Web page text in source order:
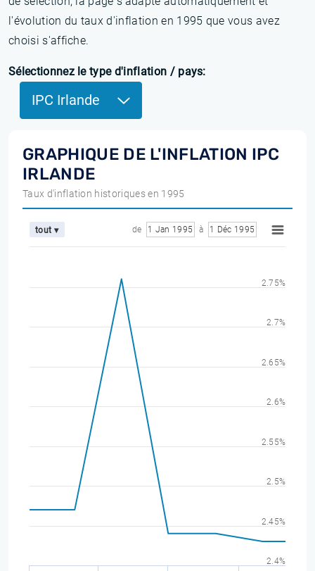
l'évolution du taux d'inflation en 1995 que vous avez
choisi s'affiche.
Sélectionnez le type d'inflation / pays:
IPC Irlande
GRAPHIQUE DE L'INFLATION IPC
IRLANDE
Taux d'inflation historiques en 1995
tout ▾ de 1 Jan 1995 à 1 Déc 1995
2.4%
2.45%
2.5%
2.55%
2.6%
2.65%
2.7%
2.75%